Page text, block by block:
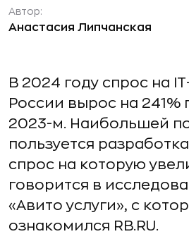
Автор:
Анастасия Липчанская
В 2024 году спрос на
России вырос на 241%
2023-м. Наибольшей
пользуется
спрос на которую
говорится в
«Авито услуги», с
ознакомился RB.RU.